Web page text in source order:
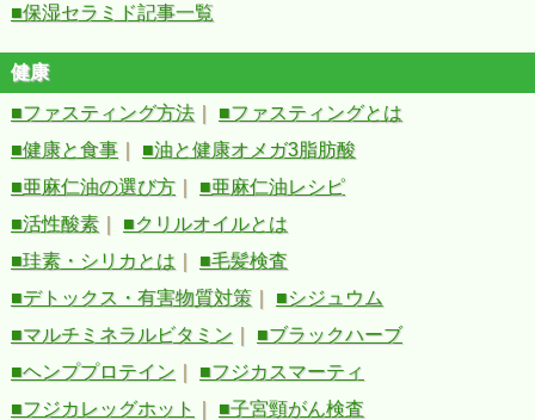
■保湿セラミド記事一覧
健康
■ファスティング方法
■ファスティングとは
■健康と食事
■油と健康オメガ3脂肪酸
■亜麻仁油の選び方
■亜麻仁油レシピ
■活性酸素
■クリルオイルとは
■珪素・シリカとは
■毛髪検査
■デトックス・有害物質対策
■シジュウム
■マルチミネラルビタミン
■ブラックハーブ
■ヘンププロテイン
■フジカスマーティ
■フジカレッグホット
■子宮頸がん検査